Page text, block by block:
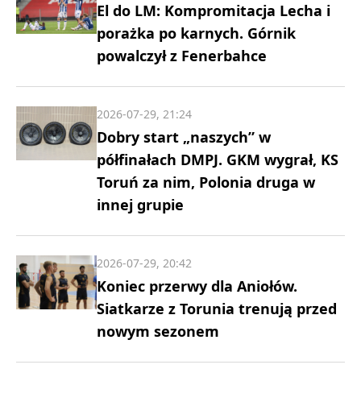
El do LM: Kompromitacja Lecha i
porażka po karnych. Górnik
powalczył z Fenerbahce
Dobry start „naszych” w
półfinałach DMPJ. GKM wygrał, KS
Toruń za nim, Polonia druga w
innej grupie
2026-07-29, 21:24
Koniec przerwy dla Aniołów.
Siatkarze z Torunia trenują przed
nowym sezonem
2026-07-29, 20:42